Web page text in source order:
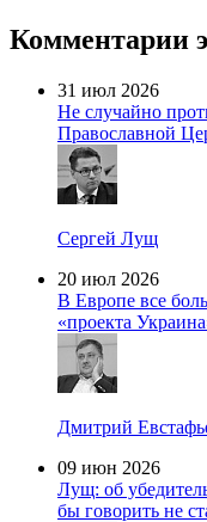
Комментарии
31 июл 2026
Не случайно
Православной
Сергей Лущ
20 июл 2026
В Европе все
«проекта
Дмитрий
09 июн 2026
Лущ: об
бы говорить не